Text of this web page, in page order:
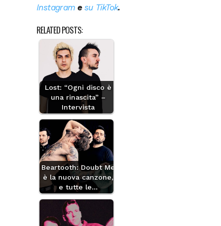
Instagram e su TikTok.
RELATED POSTS:
Lost: “Ogni disco è
una rinascita” –
Intervista
Beartooth: Doubt Me
è la nuova canzone,
e tutte le…